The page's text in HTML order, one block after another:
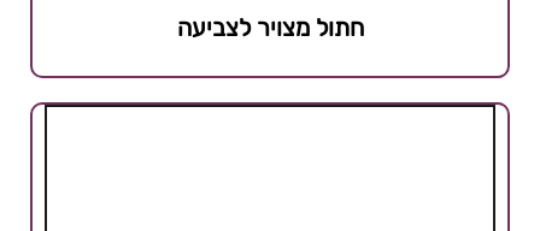
חתול מצויר לצביעה